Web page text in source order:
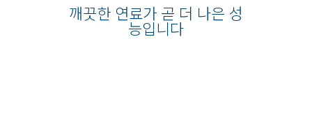
깨끗한 연료가 곧 더 나은 성
능입니다